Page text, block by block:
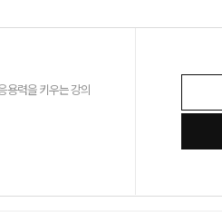
용력을 키우는 강의